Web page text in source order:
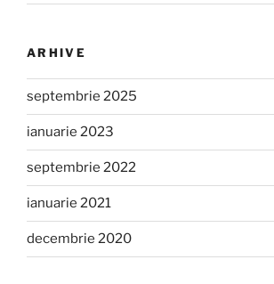
ARHIVE
septembrie 2025
ianuarie 2023
septembrie 2022
ianuarie 2021
decembrie 2020